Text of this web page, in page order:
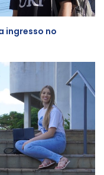
ingresso no